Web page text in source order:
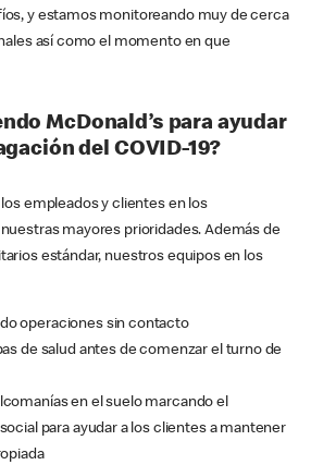
y estamos monitoreando muy de cerca
así como el momento en que
McDonald’s para ayudar
del COVID-19?
empleados y clientes en los
mayores prioridades. Además de
estándar, nuestros equipos en los
operaciones sin contacto
de salud antes de comenzar el turno de
en el suelo marcando el
para ayudar a los clientes a mantener